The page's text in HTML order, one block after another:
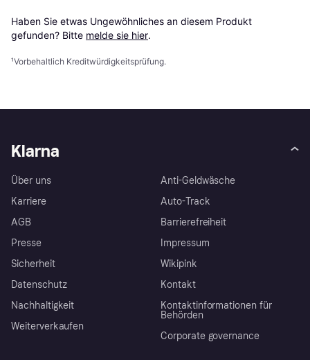
Haben Sie etwas Ungewöhnliches an diesem Produkt
gefunden? Bitte melde sie hier.
¹Vorbehaltlich Kreditwürdigkeitsprüfung.
Klarna
Über uns
Karriere
AGB
Presse
Sicherheit
Datenschutz
Nachhaltigkeit
Weiterverkaufen
Anti-Geldwäsche
Auto-Track
Barrierefreiheit
Impressum
Wikipink
Kontakt
Kontaktinformationen für
Behörden
Corporate governance